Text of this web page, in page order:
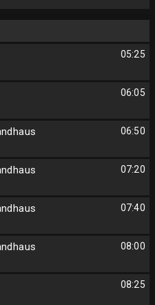
05:25
06:05
06:50
07:20
07:40
08:00
08:25